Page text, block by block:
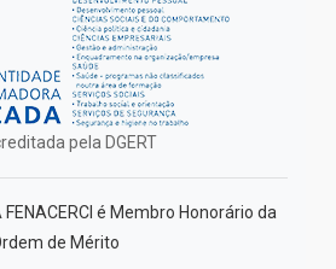
pela DGERT
FENACERCI é Membro Honorário da
de Mérito